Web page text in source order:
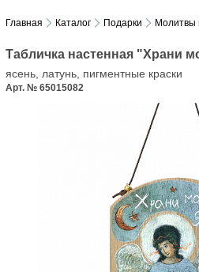
Главная Каталог Подарки Молитвы
Табличка настенная "Храни
ясень, латунь, пигментные краски
Арт. № 65015082